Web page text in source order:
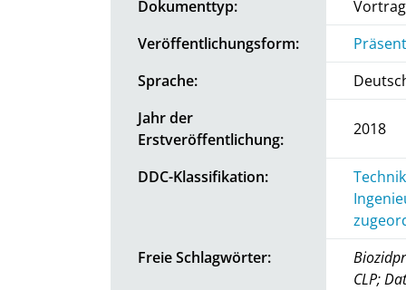
Dokumenttyp:
Vortrag
Veröffentlichungsform:
Sprache:
Jahr der
Erstveröffentlichung:
2018
DDC-Klassifikation:
Freie Schlagwörter:
CLP;